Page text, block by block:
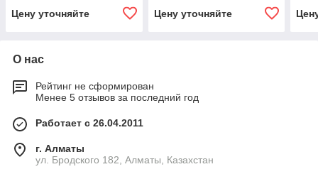
Цену уточняйте
Цену уточняйте
О нас
Рейтинг не сформирован
Менее 5 отзывов за последний год
Работает с 26.04.2011
г. Алматы
ул. Бродского 182, Алматы, Казахстан